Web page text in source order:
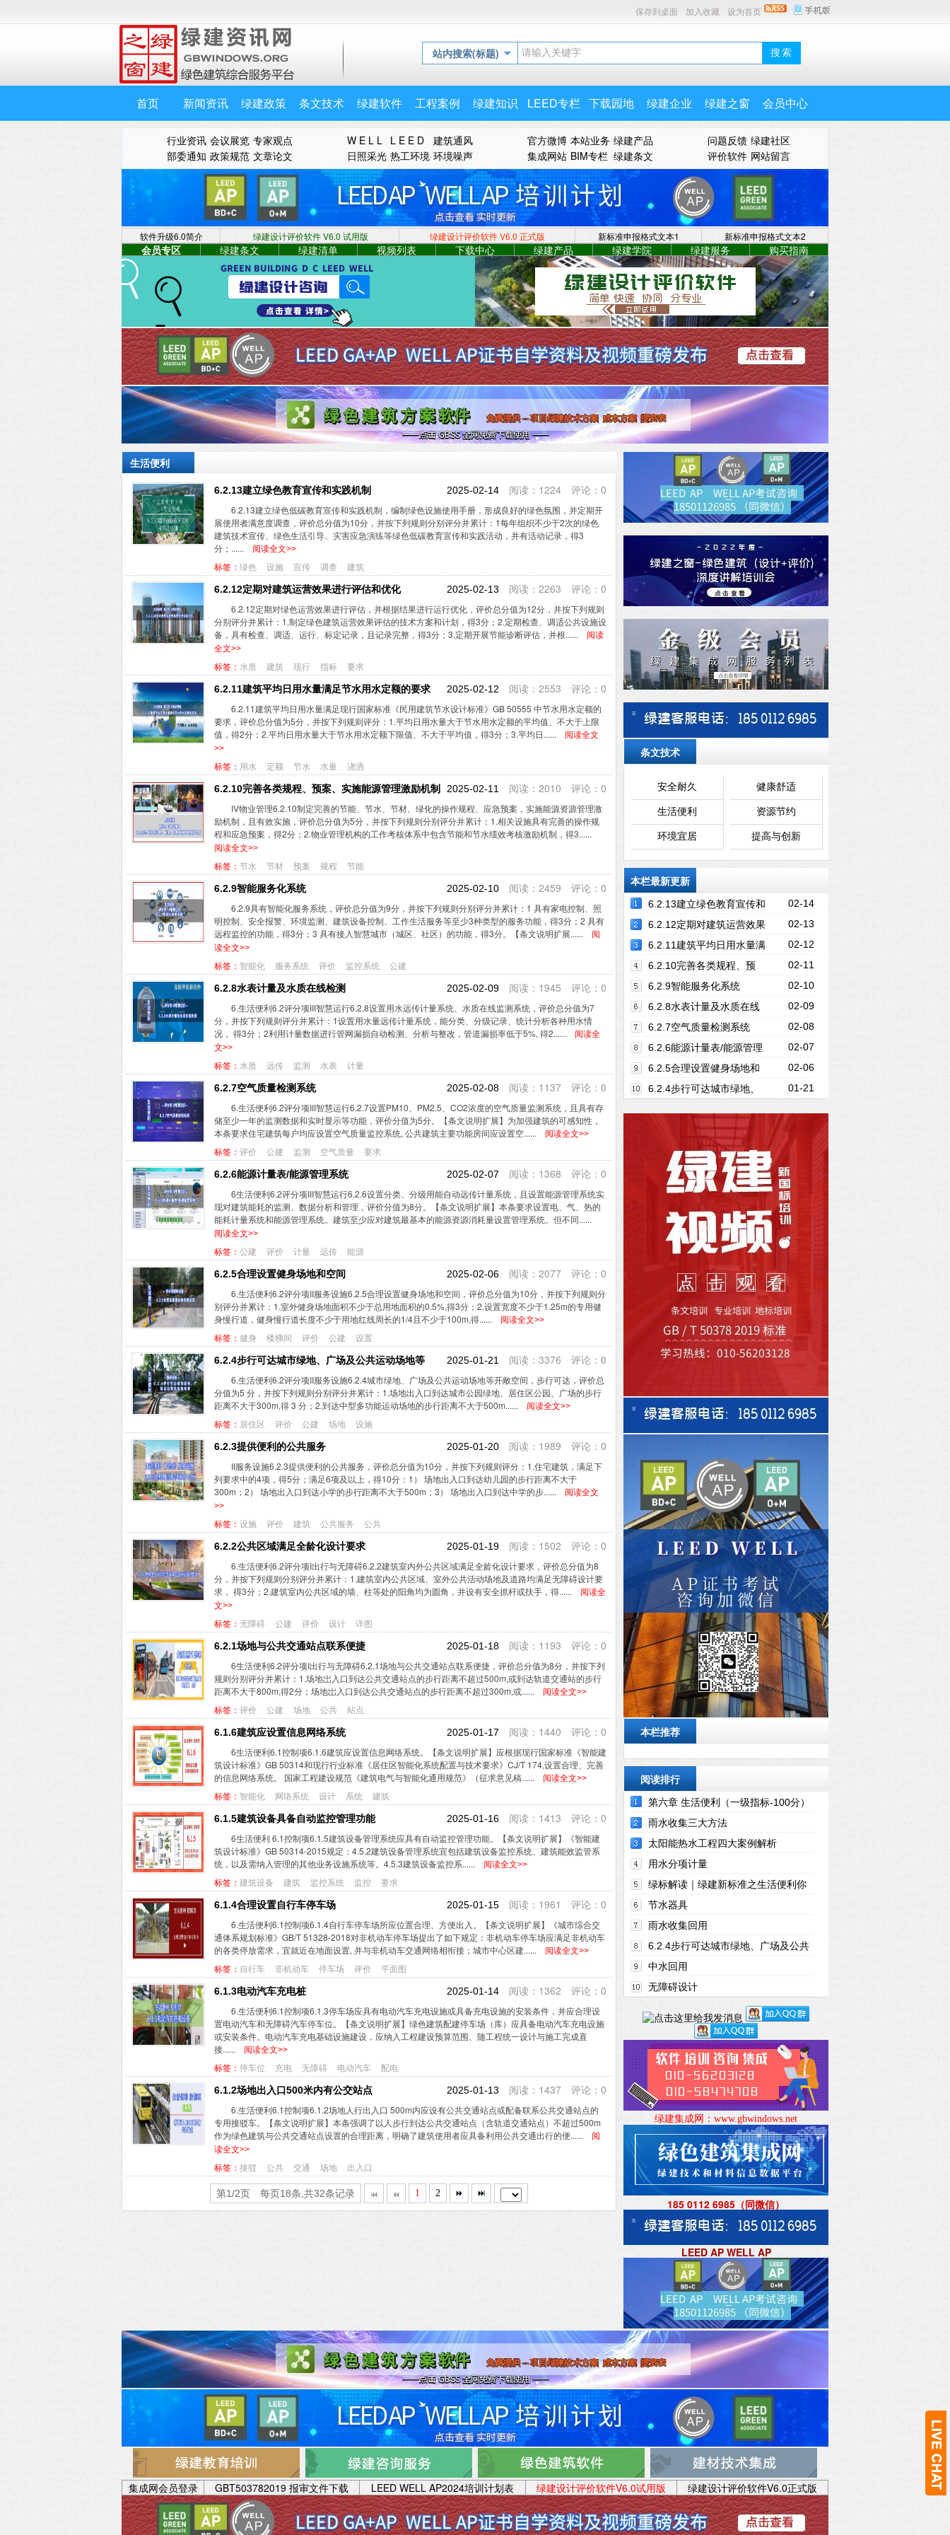
保存到桌面 加入收藏 设为首页
站内搜索(标题)
首页 新闻资讯 绿建政策 条文技术 绿建软件 工程案例 绿建知识 LEED专栏 下载园地 绿建企业 绿建之窗 会员中心
行业资讯 会议展览 专家观点
部委通知 政策规范 文章论文
W E L L L E E D
建筑通风
日照采光 热工环境 环境噪声
官方微博 本站业务 绿建产品
集成网站 BIM专栏 绿建条文
问题反馈 绿建社区
评价软件 网站留言
软件升级6.0简介 绿建设计评价软件 V6.0 试用版 绿建设计评价软件 V6.0 正式版 新标准申报格式文本1 新标准申报格式文本2
会员专区 绿建条文 绿建清单 视频列表 下载中心 绿建产品 绿建学院 绿建服务 购买指南
生活便利
2025-02-14 阅读：1224 评论：0
6.2.13建立绿色教育宣传和实践机制
6.2.13建立绿色低碳教育宣传和实践机制，编制绿色设施使用手册，形成良好的绿色氛围，并定期开
展使用者满意度调查，评价总分值为10分，并按下列规则分别评分并累计：1每年组织不少于2次的绿色
建筑技术宣传、绿色生活引导、灾害应急演练等绿色低碳教育宣传和实践活动，并有活动记录，得3
分；......
阅读全文>>
标签： 绿色 设施 宣传 调查 建筑
2025-02-13 阅读：2263 评论：0
6.2.12定期对建筑运营效果进行评估和优化
6.2.12定期对绿色运营效果进行评估，并根据结果进行运行优化，评价总分值为12分，并按下列规则
分别评分并累计：1.制定绿色建筑运营效果评估的技术方案和计划，得3分；2.定期检查、调适公共设施设
备，具有检查、调适、运行、标定记录，且记录完整，得3分；3.定期开展节能诊断评估，并根......
阅读
全文>>
标签： 水质 建筑 现行 指标 要求
2025-02-12 阅读：2553 评论：0
6.2.11建筑平均日用水量满足节水用水定额的要求
6.2.11建筑平均日用水量满足现行国家标准《民用建筑节水设计标准》GB 50555 中节水用水定额的
要求，评价总分值为5分，并按下列规则评分：1.平均日用水量大于节水用水定额的平均值、不大于上限
值，得2分；2.平均日用水量大于节水用水定额下限值、不大于平均值，得3分；3.平均日......
阅读全文
>>
标签： 用水 定额 节水 水量 浇洒
2025-02-11 阅读：2010 评论：0
6.2.10完善各类规程、预案、实施能源管理激励机制
IV物业管理6.2.10制定完善的节能、节水、节材、绿化的操作规程、应急预案，实施能源资源管理激
励机制，且有效实施，评价总分值为5分，并按下列规则分别评分并累计：1.相关设施具有完善的操作规
程和应急预案，得2分；2.物业管理机构的工作考核体系中包含节能和节水绩效考核激励机制，得3......
阅读全文>>
标签： 节水 节材 预案 规程 节能
2025-02-10 阅读：2459 评论：0
6.2.9智能服务化系统
6.2.9具有智能化服务系统，评价总分值为9分，并按下列规则分别评分并累计：1 具有家电控制、照
明控制、安全报警、环境监测、建筑设备控制、工作生活服务等至少3种类型的服务功能，得3分；2 具有
远程监控的功能，得3分；3 具有接入智慧城市（城区、社区）的功能，得3分。【条文说明扩展......
阅
读全文>>
标签： 智能化 服务系统 评价 监控系统 公建
2025-02-09 阅读：1945 评论：0
6.2.8水表计量及水质在线检测
6.生活便利6.2评分项III智慧运行6.2.8设置用水远传计量系统、水质在线监测系统，评价总分值为7
分，并按下列规则评分并累计：1设置用水量远传计量系统，能分类、分级记录、统计分析各种用水情
况， 得3分；2利用计量数据进行管网漏损自动检测、分析与整改，管道漏损率低于5%, 得2......
阅读全
文>>
标签： 水质 远传 监测 水表 计量
2025-02-08 阅读：1137 评论：0
6.2.7空气质量检测系统
6.生活便利6.2评分项III智慧运行6.2.7设置PM10、PM2.5、CO2浓度的空气质量监测系统，且具有存
储至少一年的监测数据和实时显示等功能，评价分值为5分。【条文说明扩展】为加强建筑的可感知性，
本条要求住宅建筑每户均应设置空气质量监控系统, 公共建筑主要功能房间应设置空......
阅读全文>>
标签： 评价 公建 监测 空气质量 要求
2025-02-07 阅读：1368 评论：0
6.2.6能源计量表/能源管理系统
6生活便利6.2评分项III智慧运行6.2.6设置分类、分级用能自动远传计量系统，且设置能源管理系统实
现对建筑能耗的监测、数据分析和管理，评价分值为8分。【条文说明扩展】本条要求设置电、气、热的
能耗计量系统和能源管理系统。建筑至少应对建筑最基本的能源资源消耗量设置管理系统。但不同......
阅读全文>>
标签： 公建 评价 计量 远传 能源
2025-02-06 阅读：2077 评论：0
6.2.5合理设置健身场地和空间
6.生活便利6.2评分项II服务设施6.2.5合理设置健身场地和空间，评价总分值为10分，并按下列规则分
别评分并累计：1.室外健身场地面积不少于总用地面积的0.5%,得3分；2.设置宽度不少于1.25m的专用健
身慢行道，健身慢行道长度不少于用地红线周长的1/4且不少于100m,得......
阅读全文>>
标签： 健身 楼梯间 评价 公建 设置
2025-01-21 阅读：3376 评论：0
6.2.4步行可达城市绿地、广场及公共运动场地等
6.生活便利6.2评分项II服务设施6.2.4城市绿地、广场及公共运动场地等开敞空间，步行可达，评价总
分值为5 分，并按下列规则分别评分并累计：1.场地出入口到达城市公园绿地、居住区公园、广场的步行
距离不大于300m,得 3 分；2.到达中型多功能运动场地的步行距离不大于500m......
阅读全文>>
标签： 居住区 评价 公建 场地 设施
2025-01-20 阅读：1989 评论：0
6.2.3提供便利的公共服务
II服务设施6.2.3提供便利的公共服务，评价总分值为10分，并按下列规则评分：1.住宅建筑，满足下
列要求中的4项，得5分；满足6项及以上，得10分：1） 场地出入口到达幼儿园的步行距离不大于
300m；2） 场地出入口到达小学的步行距离不大于500m；3） 场地出入口到达中学的步......
阅读全文
>>
标签： 设施 评价 建筑 公共服务 公共
2025-01-19 阅读：1502 评论：0
6.2.2公共区域满足全龄化设计要求
6.生活便利6.2评分项I出行与无障碍6.2.2建筑室内外公共区域满足全龄化设计要求，评价总分值为8
分，并按下列规则分别评分并累计：1.建筑室内公共区域、室外公共活动场地及道路均满足无障碍设计要
求， 得3分；2.建筑室内公共区域的墙、柱等处的阳角均为圆角，并设有安全抓杆或扶手，得......
阅读全
文>>
标签： 无障碍 公建 评价 设计 详图
2025-01-18 阅读：1193 评论：0
6.2.1场地与公共交通站点联系便捷
6生活便利6.2评分项I出行与无障碍6.2.1场地与公共交通站点联系便捷，评价总分值为8分，并按下列
规则分别评分并累计：1.场地岀入口到达公共交通站点的步行距离不超过500m,或到达轨道交通站的步行
距离不大于800m,得2分；场地岀入口到达公共交通站点的步行距离不超过300m,或......
阅读全文>>
标签： 评价 公建 场地 公共 站点
2025-01-17 阅读：1440 评论：0
6.1.6建筑应设置信息网络系统
6生活便利6.1控制项6.1.6建筑应设置信息网络系统。【条文说明扩展】应根据现行国家标准《智能建
筑设计标准》GB 50314和现行行业标准《居住区智能化系统配置与技术要求》CJ/T 174,设置合理、完善
的信息网络系统。 国家工程建设规范《建筑电气与智能化通用规范》（征求意见稿......
阅读全文>>
标签： 智能化 网络系统 设计 系统 建筑
2025-01-16 阅读：1413 评论：0
6.1.5建筑设备具备自动监控管理功能
6生活便利 6.1控制项6.1.5建筑设备管理系统应具有自动监控管理功能。【条文说明扩展】《智能建
筑设计标准》GB 50314-2015规定：4.5.2建筑设备管理系统宜包括建筑设备监控系统、建筑能效监管系
统，以及需纳入管理的其他业务设施系统等。4.5.3建筑设备监控系......
阅读全文>>
标签： 建筑设备 建筑 监控系统 监控 要求
2025-01-15 阅读：1961 评论：0
6.1.4合理设置自行车停车场
6.生活便利6.1控制项6.1.4自行车停车场所应位置合理、方便出入。【条文说明扩展】《城市综合交
通体系规划标准》GB/T 51328-2018对非机动车停车场提出了如下规定：非机动车停车场应满足非机动车
的各类停放需求，宜就近在地面设置, 并与非机动车交通网络相衔接；城市中心区建......
阅读全文>>
标签： 自行车 非机动车 停车场 评价 平面图
2025-01-14 阅读：1362 评论：0
6.1.3电动汽车充电桩
6.生活便利6.1控制项6.1.3停车场应具有电动汽车充电设施或具备充电设施的安装条件，并应合理设
置电动汽车和无障碍汽车停车位。【条文说明扩展】绿色建筑配建停车场（库）应具备电动汽车充电设施
或安装条件。电动汽车充电基础设施建设，应纳入工程建设预算范围、随工程统一设计与施工完成直
接......
阅读全文>>
标签： 停车位 充电 无障碍 电动汽车 配电
2025-01-13 阅读：1437 评论：0
6.1.2场地出入口500米内有公交站点
6.生活便利6.1控制项6.1.2场地人行出入口 500m内应设有公共交通站点或配备联系公共交通站点的
专用接驳车。【条文说明扩展】本条强调了以人步行到达公共交通站点（含轨道交通站点）不超过500m
作为绿色建筑与公共交通站点设置的合理距离，明确了建筑使用者应具备利用公共交通出行的便......
阅
读全文>>
标签： 接驳 公共 交通 场地 出入口
第1/2页 每页18条,共32条记录 1 2
条文技术
安全耐久 健康舒适
生活便利 资源节约
环境宜居 提高与创新
本栏最新更新
02-14
6.2.13建立绿色教育宣传和
实践机制
02-13
6.2.12定期对建筑运营效果
进行评估和优化
02-12
6.2.11建筑平均日用水量满
足节水用水定额的要求
02-11
6.2.10完善各类规程、预
案、实施能源管理激励机制
02-10
6.2.9智能服务化系统
02-09
6.2.8水表计量及水质在线
检测
02-08
6.2.7空气质量检测系统
02-07
6.2.6能源计量表/能源管理
系统
02-06
6.2.5合理设置健身场地和
空间
01-21
6.2.4步行可达城市绿地、
本栏推荐
阅读排行
第六章 生活便利（一级指标-100分）
雨水收集三大方法
太阳能热水工程四大案例解析
用水分项计量
绿标解读｜绿建新标准之生活便利你
知几何？
节水器具
雨水收集回用
6.2.4步行可达城市绿地、广场及公共
运动场地等
中水回用
无障碍设计
绿建集成网： www.gbwindows.net
185 0112 6985（同微信）
LEED AP WELL AP
集成网会员登录 GBT503782019 报审文件下载 LEED WELL AP2024培训计划表 绿建设计评价软件V6.0试用版 绿建设计评价软件V6.0正式版